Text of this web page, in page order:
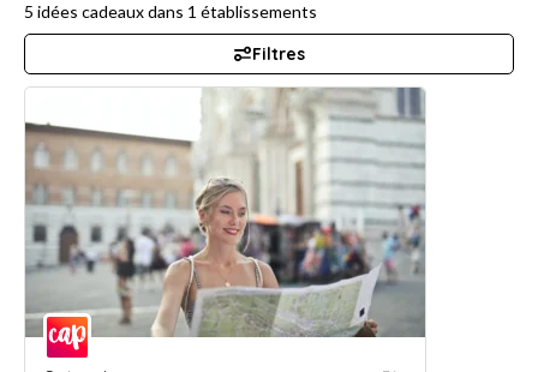
5 idées cadeaux dans 1 établissements
Filtres